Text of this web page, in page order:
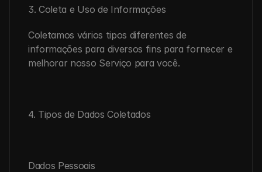
3. Coleta e Uso de Informações
Coletamos vários tipos diferentes de
informações para diversos fins para fornecer e
melhorar nosso Serviço para você.
4. Tipos de Dados Coletados
Dados Pessoais